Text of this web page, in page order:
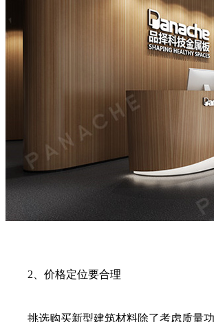
2、价格定位要合理
挑选购买新型建筑材料除了考虑质量功